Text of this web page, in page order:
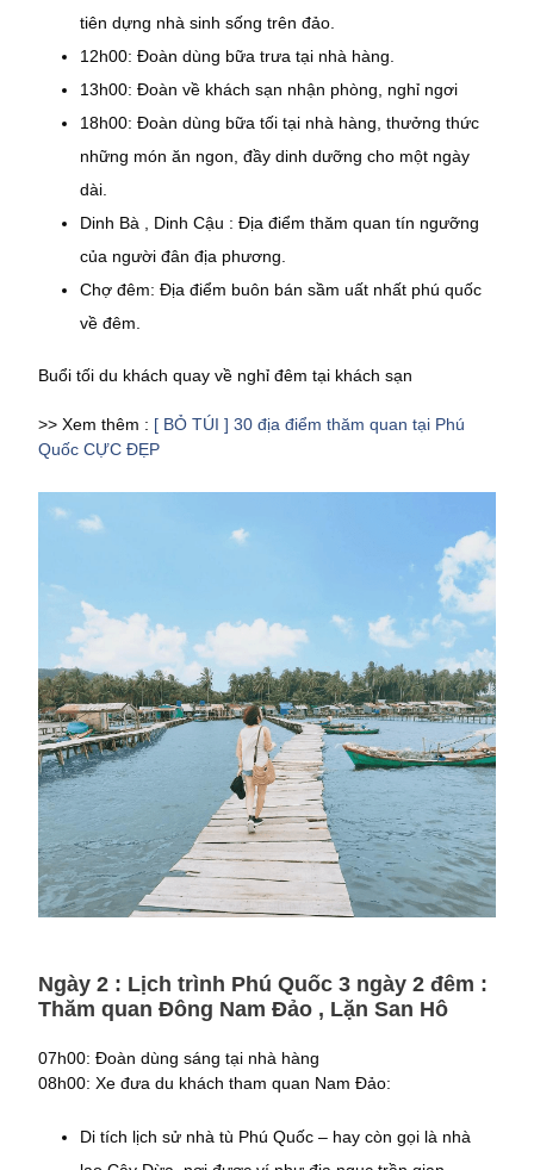
tiên dựng nhà sinh sống trên đảo.
12h00: Đoàn dùng bữa trưa tại nhà hàng.
13h00: Đoàn về khách sạn nhận phòng, nghỉ ngơi
18h00: Đoàn dùng bữa tối tại nhà hàng, thưởng thức
những món ăn ngon, đầy dinh dưỡng cho một ngày
dài.
Dinh Bà , Dinh Cậu : Địa điểm thăm quan tín ngưỡng
của người đân địa phương.
Chợ đêm: Địa điểm buôn bán sầm uất nhất phú quốc
về đêm.
Buổi tối du khách quay về nghỉ đêm tại khách sạn
>> Xem thêm : [ BỎ TÚI ] 30 địa điểm thăm quan tại Phú
Quốc CỰC ĐẸP
Ngày 2 : Lịch trình Phú Quốc 3 ngày 2 đêm :
Thăm quan Đông Nam Đảo , Lặn San Hô
07h00: Đoàn dùng sáng tại nhà hàng
08h00: Xe đưa du khách tham quan Nam Đảo:
Di tích lịch sử nhà tù Phú Quốc – hay còn gọi là nhà